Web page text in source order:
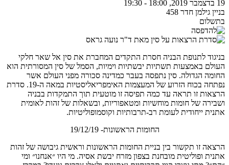
19 בדצמבר 2019, 18:00 - 19:30
בניין גילמן חדר 458
בתשלום
בניגוד לתנופת הבניה חסרת התקדים המחברת את סין אל שאר חלקי
העולם באמצעות תשתיות יבשתיות וימיות, הסמל של סין המסורתית הוא
החומה הגדולה. סין נתפסה בעבר כמדינה סכורה מפני העולם אשר
נפתחה בכוח הזרוע של המעצמות האימפריאליסטיות במאה ה-19. סדרת
הרצאות זו תראה עד כמה תפיסה זו מוטעית תוך התמקדות בבניה
ושבירה של חומות מוחשיות ומטאפוריות, ובשאלות של זהות לאומית
אתנית ייחודית לעומת רב-תרבותיות וקוסמופוליטיות.
החומות הראשונות- 19/12/19
הרצאה זו תקשור בין בניית החומות הראשונות וראשית גיבושה של זהות
אתנית ופוליטית מובחנת בצפון מזרח יבשת אסיה. מי היו ״אנחנו״ ומי